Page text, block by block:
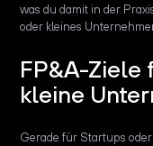
was du damit in der
oder kleines
FP&A-Ziele
kleine
Gerade für Startups